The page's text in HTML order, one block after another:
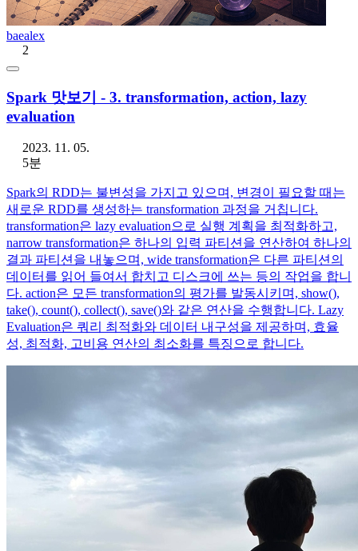
baealex
2
Spark 맛보기 - 3. transformation, action, lazy
evaluation
2023. 11. 05.
5분
Spark의 RDD는 불변성을 가지고 있으며, 변경이 필요할 때는
새로운 RDD를 생성하는 transformation 과정을 거칩니다.
transformation은 lazy evaluation으로 실행 계획을 최적화하고,
narrow transformation은 하나의 입력 파티션을 연산하여 하나의
결과 파티션을 내놓으며, wide transformation은 다른 파티션의
데이터를 읽어 들여서 합치고 디스크에 쓰는 등의 작업을 합니
다. action은 모든 transformation의 평가를 발동시키며, show(),
take(), count(), collect(), save()와 같은 연산을 수행합니다. Lazy
Evaluation은 쿼리 최적화와 데이터 내구성을 제공하며, 효율
성, 최적화, 고비용 연산의 최소화를 특징으로 합니다.